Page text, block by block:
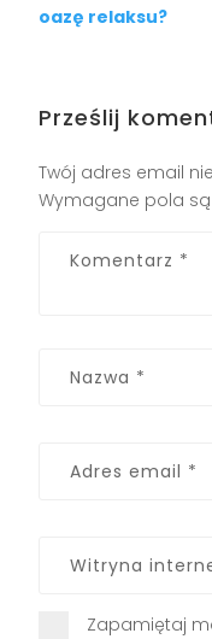
oazę relaksu?
Prześlij
Twój adres email
Wymagane pola
Zapamiętaj